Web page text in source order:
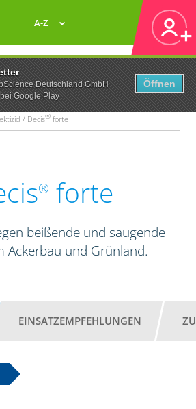
Deutschland GmbH
Google Play
Öffnen
A-Z
/ Decis® forte
® forte
beißende und saugende
Ackerbau und Grünland.
EINSATZEMPFEHLUNGEN